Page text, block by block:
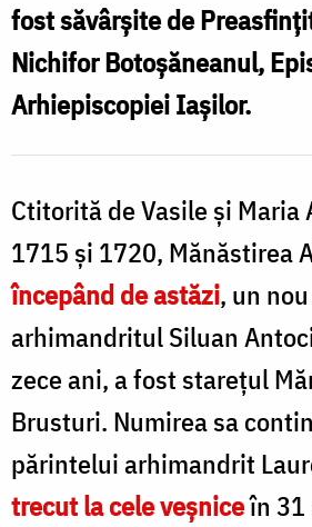
fost săvârșite de
Nichifor Botoșăneanul,
Arhiepiscopiei Iașilor.
Ctitorită de Vasile și Maria
1715 și 1720, Mănăstirea
începând de astăzi, un
arhimandritul Siluan
zece ani, a fost starețul
Brusturi. Numirea sa
părintelui arhimandrit
trecut la cele veșniceîn 31